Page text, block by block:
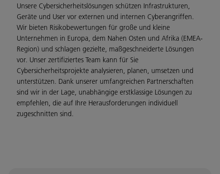
Unsere Cybersicherheitslösungen schützen Infrastrukturen,
Geräte und User vor externen und internen Cyberangriffen.
Wir bieten Risikobewertungen für große und kleine
Unternehmen in Europa, dem Nahen Osten und Afrika (EMEA-
Region) und schlagen gezielte, maßgeschneiderte Lösungen
vor. Unser zertifiziertes Team kann für Sie
Cybersicherheitsprojekte analysieren, planen, umsetzen und
unterstützen. Dank unserer umfangreichen Partnerschaften
sind wir in der Lage, unabhängige erstklassige Lösungen zu
empfehlen, die auf Ihre Herausforderungen individuell
zugeschnitten sind.